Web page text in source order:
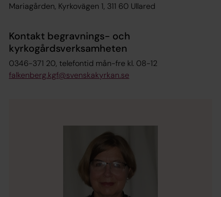
Mariagården, Kyrkovägen 1, 311 60 Ullared
Kontakt begravnings- och
kyrkogårdsverksamheten
0346-371 20, telefontid mån-fre kl. 08-12
falkenberg.kgf@svenskakyrkan.se